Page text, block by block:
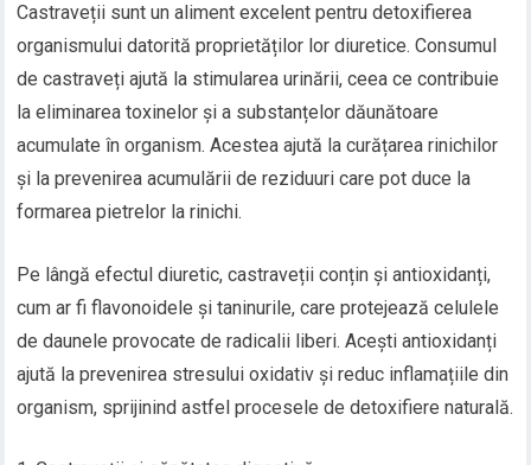
Castraveții sunt un aliment excelent pentru detoxifierea
organismului datorită proprietăților lor diuretice. Consumul
de castraveți ajută la stimularea urinării, ceea ce contribuie
la eliminarea toxinelor și a substanțelor dăunătoare
acumulate în organism. Acestea ajută la curățarea rinichilor
și la prevenirea acumulării de reziduuri care pot duce la
formarea pietrelor la rinichi.
Pe lângă efectul diuretic, castraveții conțin și antioxidanți,
cum ar fi flavonoidele și taninurile, care protejează celulele
de daunele provocate de radicalii liberi. Acești antioxidanți
ajută la prevenirea stresului oxidativ și reduc inflamațiile din
organism, sprijinind astfel procesele de detoxifiere naturală.